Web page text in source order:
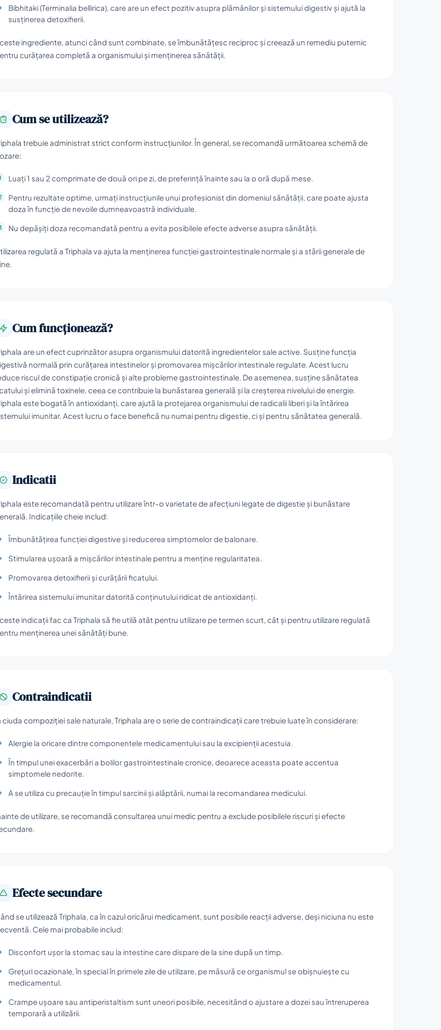
Bibhitaki (Terminalia bellirica), care are un efect pozitiv asupra plămânilor și sistemului digestiv și ajută la
susținerea detoxifierii.
ingrediente, atunci când sunt combinate, se îmbunătățesc reciproc și creează un remediu puternic
curățarea completă a organismului și menținerea sănătății.
Cum se utilizează?
trebuie administrat strict conform instrucțiunilor. În general, se recomandă următoarea schemă de
Luați 1 sau 2 comprimate de două ori pe zi, de preferință înainte sau la o oră după mese.
Pentru rezultate optime, urmați instrucțiunile unui profesionist din domeniul sănătății, care poate ajusta
doza în funcție de nevoile dumneavoastră individuale.
Nu depășiți doza recomandată pentru a evita posibilele efecte adverse asupra sănătății.
regulată a Triphala va ajuta la menținerea funcției gastrointestinale normale și a stării generale de
Cum funcționează?
are un efect cuprinzător asupra organismului datorită ingredientelor sale active. Susține funcția
normală prin curățarea intestinelor și promovarea mișcărilor intestinale regulate. Acest lucru
riscul de constipație cronică și alte probleme gastrointestinale. De asemenea, susține sănătatea
și elimină toxinele, ceea ce contribuie la bunăstarea generală și la creșterea nivelului de energie.
este bogată în antioxidanți, care ajută la protejarea organismului de radicalii liberi și la întărirea
imunitar. Acest lucru o face benefică nu numai pentru digestie, ci și pentru sănătatea generală.
Indicatii
este recomandată pentru utilizare într-o varietate de afecțiuni legate de digestie și bunăstare
Indicațiile cheie includ:
Îmbunătățirea funcției digestive și reducerea simptomelor de balonare.
Stimularea ușoară a mișcărilor intestinale pentru a menține regularitatea.
Promovarea detoxifierii și curățării ficatului.
Întărirea sistemului imunitar datorită conținutului ridicat de antioxidanți.
indicații fac ca Triphala să fie utilă atât pentru utilizare pe termen scurt, cât și pentru utilizare regulată
menținerea unei sănătăți bune.
Contraindicatii
ciuda compoziției sale naturale, Triphala are o serie de contraindicații care trebuie luate în considerare:
Alergie la oricare dintre componentele medicamentului sau la excipienții acestuia.
În timpul unei exacerbări a bolilor gastrointestinale cronice, deoarece aceasta poate accentua
simptomele nedorite.
A se utiliza cu precauție în timpul sarcinii și alăptării, numai la recomandarea medicului.
de utilizare, se recomandă consultarea unui medic pentru a exclude posibilele riscuri și efecte
Efecte secundare
se utilizează Triphala, ca în cazul oricărui medicament, sunt posibile reacții adverse, deși niciuna nu este
Cele mai probabile includ:
Disconfort ușor la stomac sau la intestine care dispare de la sine după un timp.
Grețuri ocazionale, în special în primele zile de utilizare, pe măsură ce organismul se obișnuiește cu
medicamentul.
Crampe ușoare sau antiperistaltism sunt uneori posibile, necesitând o ajustare a dozei sau întreruperea
temporară a utilizării.